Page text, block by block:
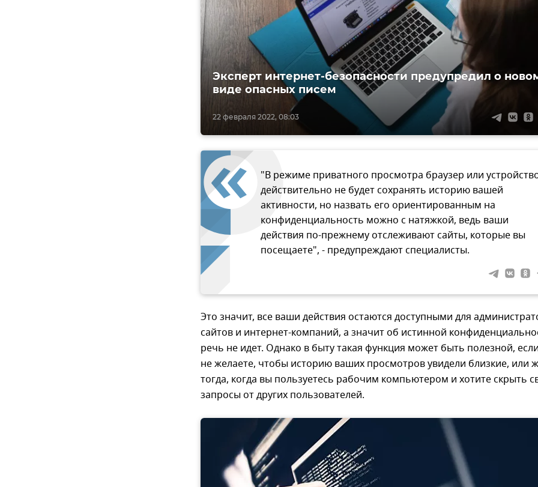
22 февраля 2022, 08:03
Эксперт интернет-безопасности предупредил о
виде опасных писем
"В режиме приватного просмотра браузер или
действительно не будет сохранять историю вашей
активности, но назвать его ориентированным на
конфиденциальность можно с натяжкой, ведь ваши
действия по-прежнему отслеживают сайты, которые вы
посещаете", - предупреждают специалисты.
Это значит, все ваши действия остаются доступными для
сайтов и интернет-компаний, а значит об истинной
речь не идет. Однако в быту такая функция может быть полезной,
не желаете, чтобы историю ваших просмотров увидели близкие, или
тогда, когда вы пользуетесь рабочим компьютером и хотите скрыть
запросы от других пользователей.